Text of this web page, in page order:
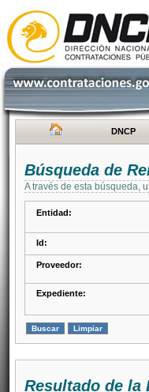
DNCP
Búsqueda de
A través de esta búsqueda,
Entidad:
Id:
Proveedor:
Expediente:
Resultado de la